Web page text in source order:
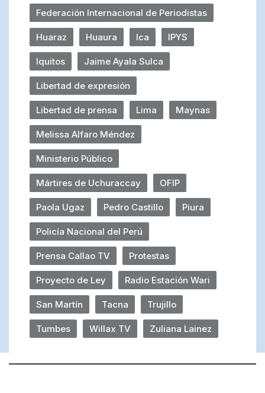
Federación Internacional de Periodistas
Huaraz Huaura Ica IPYS
Iquitos Jaime Ayala Sulca
Libertad de expresión
Libertad de prensa Lima Maynas
Melissa Alfaro Méndez
Ministerio Público
Mártires de Uchuraccay OFIP
Paola Ugaz Pedro Castillo Piura
Policía Nacional del Perú
Prensa Callao TV Protestas
Proyecto de Ley Radio Estación Wari
San Martín Tacna Trujillo
Tumbes Willax TV Zuliana Lainez